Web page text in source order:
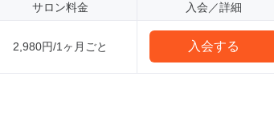
サロン料金 入会／詳細
2,980円/1ヶ月ごと 入会する